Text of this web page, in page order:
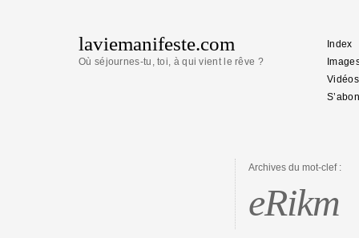
laviemanifeste.com
Où séjournes-tu, toi, à qui vient le rêve ?
Index
Vidéos
Archives du mot-clef :
eRikm